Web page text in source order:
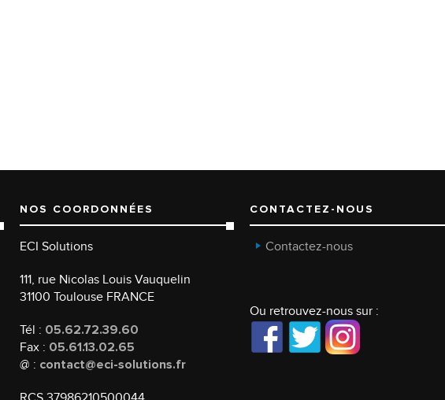
NOS COORDONNÉES
ECI Solutions
111, rue Nicolas Louis Vauquelin
31100 Toulouse FRANCE
Tél : 05.62.72.39.60
Fax : 05.61.13.02.65
@ : contact@eci-solutions.fr
CONTACTEZ-NOUS
Contactez-nous
Ou retrouvez-nous sur :